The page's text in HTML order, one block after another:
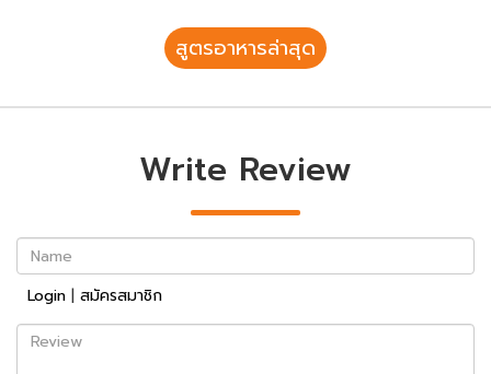
สูตรอาหารล่าสุด
Write Review
Name
Login | สมัครสมาชิก
Review